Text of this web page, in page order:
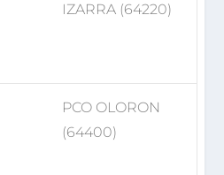
IZARRA (64220)
PCO OLORON
(64400)